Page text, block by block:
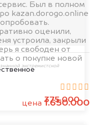
375.000
Был в полном
kazan.dorogo.online
оценили,
устроила, закрыли
я свободен от
о покупке новой
цена 1.650.000
номер
в мессенджер
экстремистской